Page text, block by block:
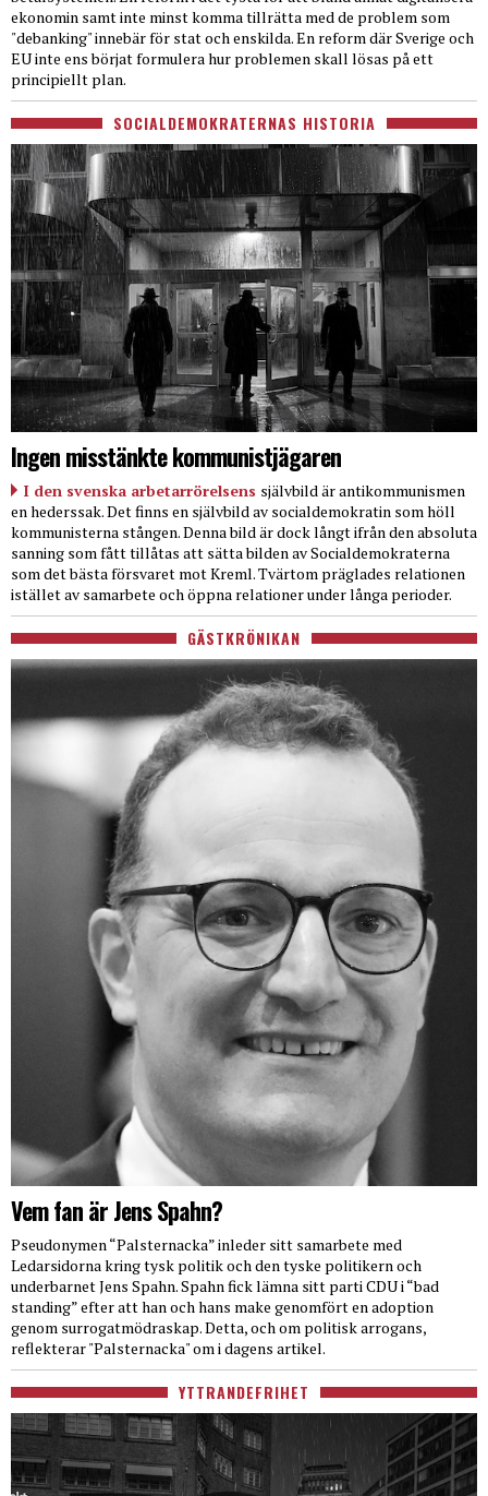
ekonomin samt inte minst komma tillrätta med de problem som
"debanking" innebär för stat och enskilda. En reform där Sverige och
EU inte ens börjat formulera hur problemen skall lösas på ett
principiellt plan.
SOCIALDEMOKRATERNAS HISTORIA
Ingen misstänkte kommunistjägaren
I den svenska arbetarrörelsens självbild är antikommunismen
en hederssak. Det finns en självbild av socialdemokratin som höll
kommunisterna stången. Denna bild är dock långt ifrån den absoluta
sanning som fått tillåtas att sätta bilden av Socialdemokraterna
som det bästa försvaret mot Kreml. Tvärtom präglades relationen
istället av samarbete och öppna relationer under långa perioder.
GÄSTKRÖNIKAN
Vem fan är Jens Spahn?
Pseudonymen “Palsternacka” inleder sitt samarbete med
Ledarsidorna kring tysk politik och den tyske politikern och
underbarnet Jens Spahn. Spahn fick lämna sitt parti CDU i “bad
standing” efter att han och hans make genomfört en adoption
genom surrogatmödraskap. Detta, och om politisk arrogans,
reflekterar "Palsternacka" om i dagens artikel.
YTTRANDEFRIHET